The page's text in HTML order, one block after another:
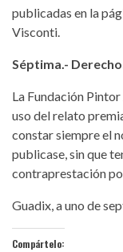
publicadas en la
Visconti.
Séptima.-
La Fundación
uso del relato
constar siempre el
publicase, sin que
contraprestación
Guadix, a uno de
Compártelo: